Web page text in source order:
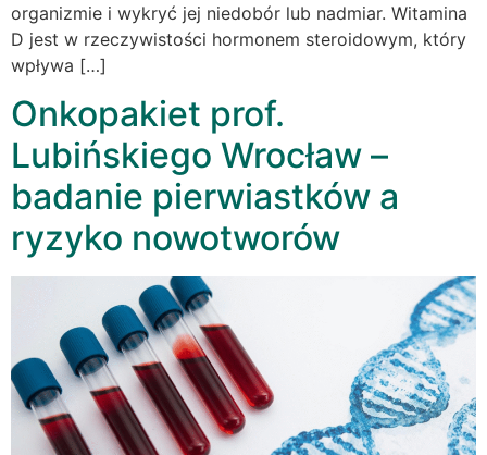
organizmie i wykryć jej niedobór lub nadmiar. Witamina
D jest w rzeczywistości hormonem steroidowym, który
wpływa […]
Onkopakiet prof.
Lubińskiego Wrocław –
badanie pierwiastków a
ryzyko nowotworów